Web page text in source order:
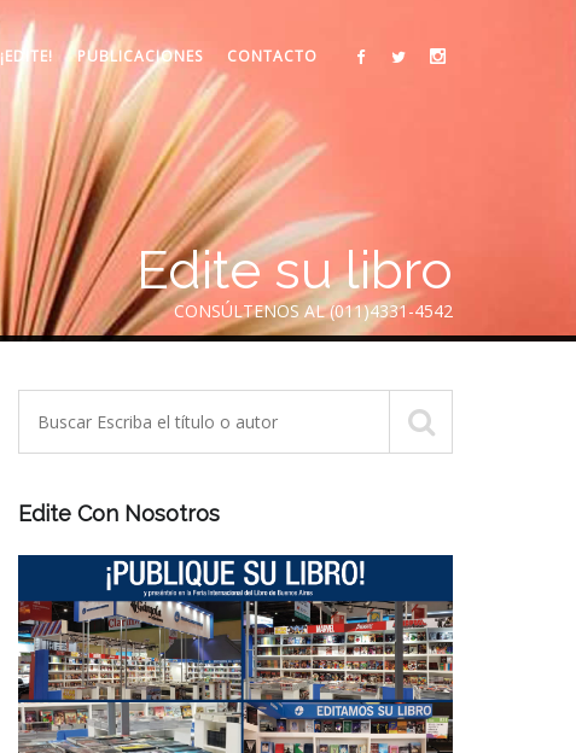
¡EDITE! PUBLICACIONES CONTACTO
Edite su libro
CONSÚLTENOS AL (011)4331-4542
Edite Con Nosotros